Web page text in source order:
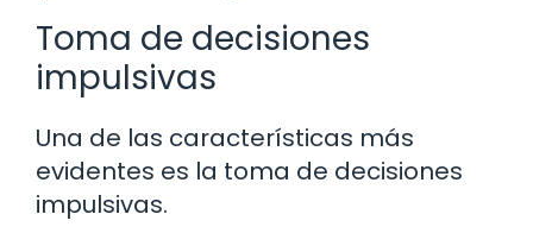
Toma de decisiones
impulsivas
Una de las características más
evidentes es la toma de decisiones
impulsivas.